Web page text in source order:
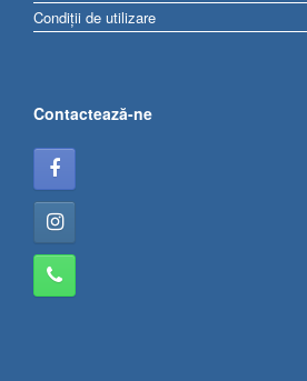
Condiții de utilizare
Contactează-ne